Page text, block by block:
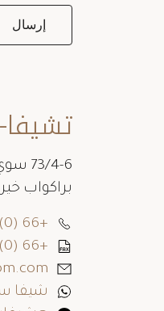
73/
براكواب خيري خان
+66 (0) 3253 6536
+66 (0) 3251 1154
شيفا